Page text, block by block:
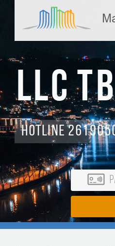
LLC
Hotline